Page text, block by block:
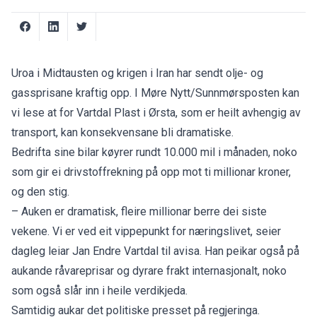
Uroa i Midtausten og krigen i Iran har sendt olje- og
gassprisane kraftig opp. I Møre Nytt/Sunnmørsposten kan
vi lese at for Vartdal Plast i Ørsta, som er heilt avhengig av
transport, kan konsekvensane bli dramatiske.
Bedrifta sine bilar køyrer rundt 10.000 mil i månaden, noko
som gir ei drivstoffrekning på opp mot ti millionar kroner,
og den stig.
– Auken er dramatisk, fleire millionar berre dei siste
vekene. Vi er ved eit vippepunkt for næringslivet, seier
dagleg leiar Jan Endre Vartdal til avisa. Han peikar også på
aukande råvareprisar og dyrare frakt internasjonalt, noko
som også slår inn i heile verdikjeda.
Samtidig aukar det politiske presset på regjeringa.